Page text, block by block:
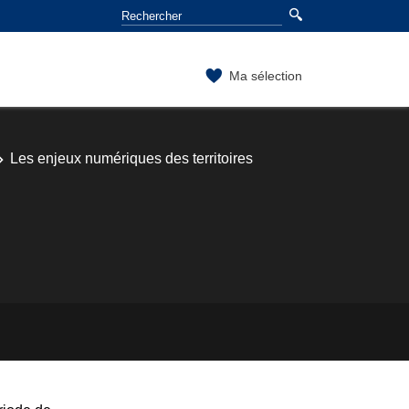
Ma sélection
Les enjeux numériques des territoires